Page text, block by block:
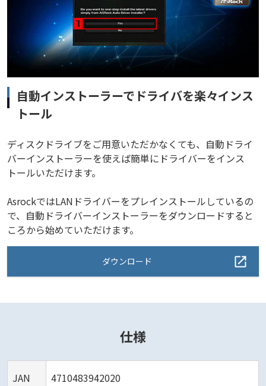
自動インストーラーでドライバを楽々インス
トール
ディスクドライブをご用意いただかなくても、自動ドライ
バーインストーラーを使えば簡単にドライバーをインス
トールいただけます。
AsrockではLANドライバーをプレインストールしているの
で、自動ドライバーインストーラーをダウンロードすると
ころから始めていただけます。
ダウンロード
仕様
JAN 4710483942020